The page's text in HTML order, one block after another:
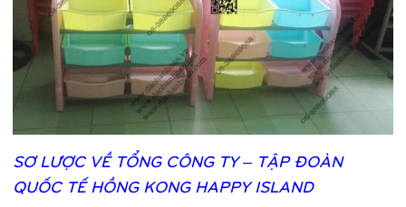
SƠLƯỢC VỀTỔNG CÔNG TY – TẬP ĐOÀN
QUỐC TẾHỒNG KONG HAPPY ISLAND